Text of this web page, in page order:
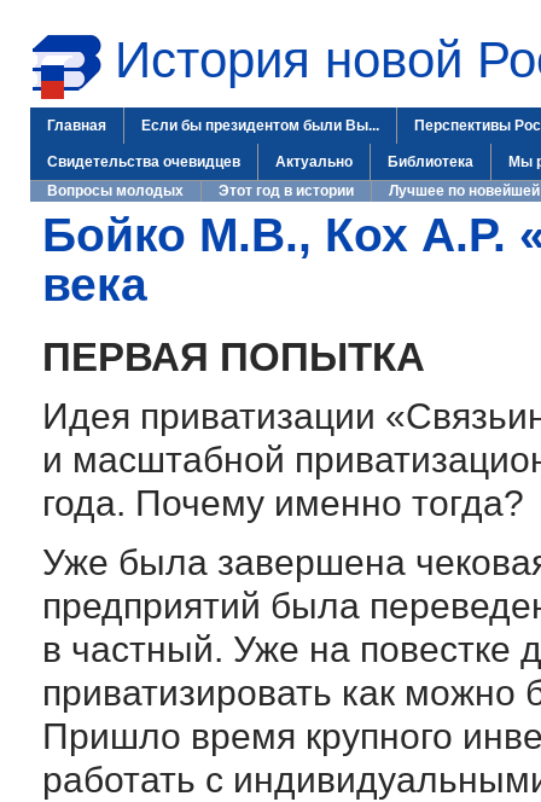
История новой
Главная Если бы президентом были Вы... Перспективы
Свидетельства очевидцев Актуально Библиотека
Мы
Вопросы молодых
Этот год в истории Лучшее по новейшей
Бойко М.В., Кох А.Р.
века
ПЕРВАЯ ПОПЫТКА
Идея приватизации
и масштабной
года. Почему именно тогда?
Уже была завершена
предприятий была
в частный. Уже на повестке
приватизировать как
Пришло время крупного
работать с